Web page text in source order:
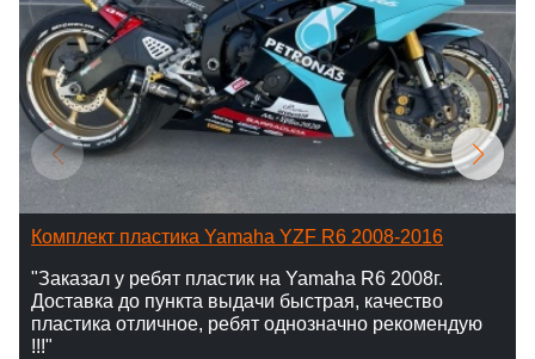
Комплект пластика Yamaha YZF R6 2008-2016
"Заказал у ребят пластик на Yamaha R6 2008г.
Доставка до пункта выдачи быстрая, качество
пластика отличное, ребят однозначно рекомендую
!!!"